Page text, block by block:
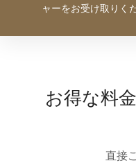
ャーをお受け取りく
お得な料
直接